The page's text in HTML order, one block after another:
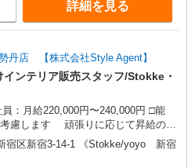
手当（実家外かつ賃貸の場合のみ別
エリアにより異なります。詳細は面接
ださい。
詳細を見る
店 【株式会社Style Agent】
インテリア販売スタッフ/Stokke・
：月給220,000円〜240,000円 □能
慮します 頑張りに応じて昇給の可
途交通費全額支給 □役職任用時、各
宿区新宿3-14-1 《Stokke/yoyo 新宿